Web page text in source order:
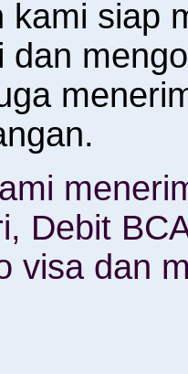
kami siap
dan
Debit
visa dan